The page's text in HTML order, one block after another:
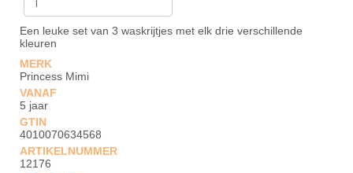
Een leuke set van 3 waskrijtjes met elk drie verschillende
kleuren
MERK
Princess Mimi
VANAF
5 jaar
GTIN
4010070634568
ARTIKELNUMMER
12176